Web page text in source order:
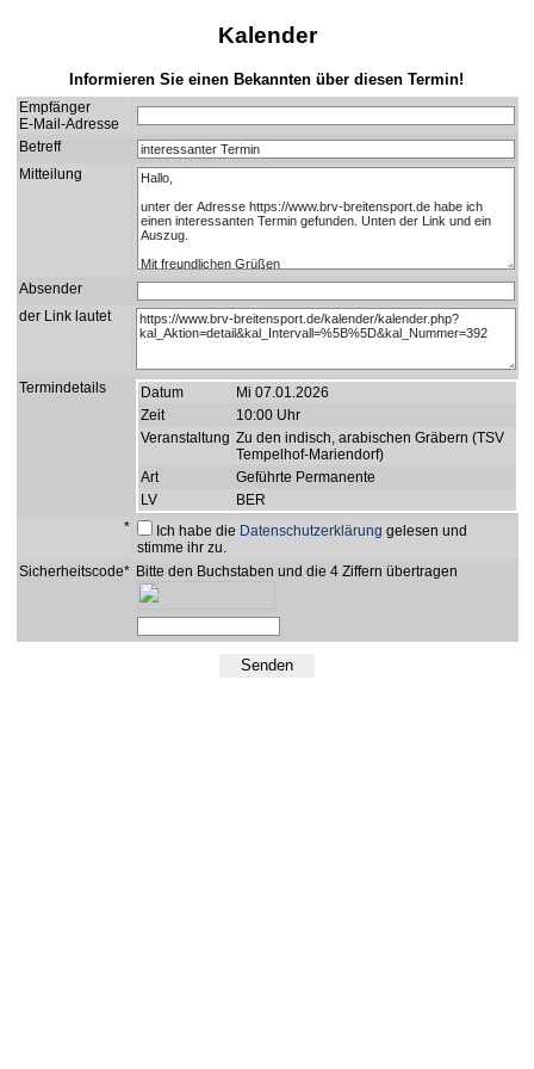
Kalender
Informieren Sie einen Bekannten über diesen Termin!
Empfänger
E-Mail-Adresse
Betreff
Mitteilung
Absender
der Link lautet
Termindetails Datum
Mi 07.01.2026
Zeit
10:00 Uhr
Veranstaltung Zu den indisch, arabischen Gräbern (TSV
Tempelhof-Mariendorf)
Art
Geführte Permanente
LV
BER
*
Ich habe die Datenschutzerklärung gelesen und
stimme ihr zu.
Sicherheitscode* Bitte den Buchstaben und die 4 Ziffern übertragen